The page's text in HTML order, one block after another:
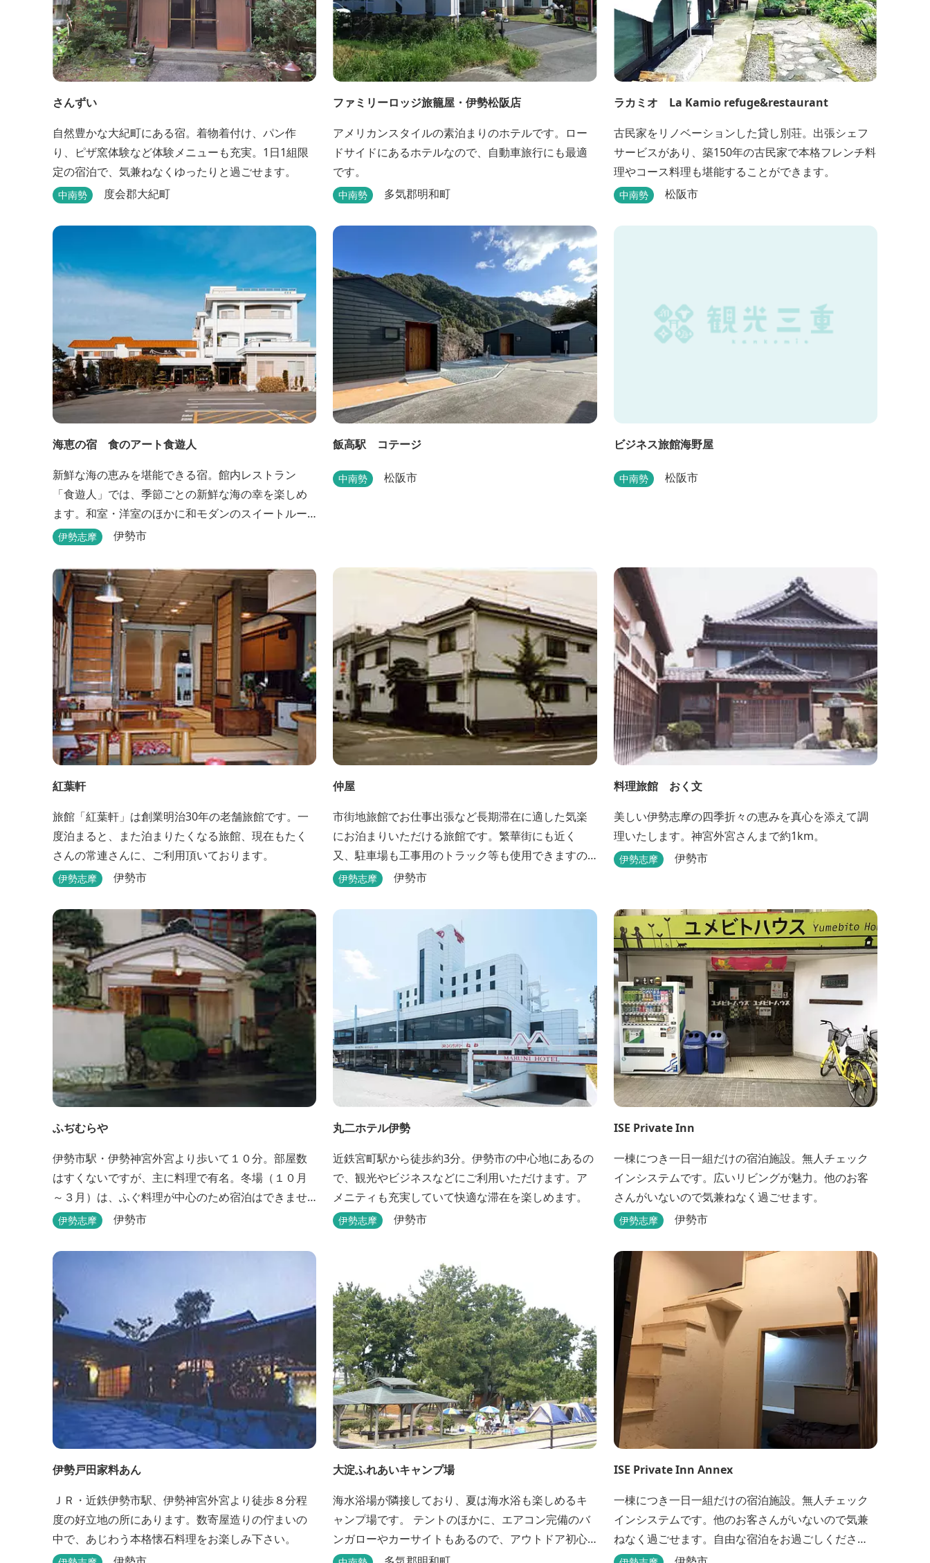
さんずい
自然豊かな大紀町にある宿。着物着付け、パン作
り、ピザ窯体験など体験メニューも充実。1日1組限
定の宿泊で、気兼ねなくゆったりと過ごせます。
中南勢 度会郡大紀町
ファミリーロッジ旅籠屋・伊勢松阪店
アメリカンスタイルの素泊まりのホテルです。ロー
ドサイドにあるホテルなので、自動車旅行にも最適
です。
中南勢 多気郡明和町
ラカミオ La Kamio refuge&restaurant
古民家をリノベーションした貸し別荘。出張シェフ
サービスがあり、築150年の古民家で本格フレンチ料
理やコース料理も堪能することができます。
中南勢 松阪市
海恵の宿 食のアート食遊人
新鮮な海の恵みを堪能できる宿。館内レストラン
「食遊人」では、季節ごとの新鮮な海の幸を楽しめ
ます。和室・洋室のほかに和モダンのスイートルー
ムもあります。
伊勢志摩 伊勢市
飯高駅 コテージ
中南勢 松阪市
ビジネス旅館海野屋
中南勢 松阪市
紅葉軒
旅館「紅葉軒」は創業明治30年の老舗旅館です。一
度泊まると、また泊まりたくなる旅館、現在もたく
さんの常連さんに、ご利用頂いております。
伊勢志摩 伊勢市
仲屋
市街地旅館でお仕事出張など長期滞在に適した気楽
にお泊まりいただける旅館です。繁華街にも近く
又、駐車場も工事用のトラック等も使用できますの
で、ぜひご利用ください。
伊勢志摩 伊勢市
料理旅館 おく文
美しい伊勢志摩の四季折々の恵みを真心を添えて調
理いたします。神宮外宮さんまで約1km。
伊勢志摩 伊勢市
ふぢむらや
伊勢市駅・伊勢神宮外宮より歩いて１０分。部屋数
はすくないですが、主に料理で有名。冬場（１０月
～３月）は、ふぐ料理が中心のため宿泊はできませ
ん。他に季節ごとに地元素材を生かした特殊料理も
伊勢志摩 伊勢市
丸二ホテル伊勢
近鉄宮町駅から徒歩約3分。伊勢市の中心地にあるの
で、観光やビジネスなどにご利用いただけます。ア
メニティも充実していて快適な滞在を楽しめます。
伊勢志摩 伊勢市
ISE Private Inn
一棟につき一日一組だけの宿泊施設。無人チェック
インシステムです。広いリビングが魅力。他のお客
さんがいないので気兼ねなく過ごせます。
伊勢志摩 伊勢市
伊勢戸田家料あん
ＪＲ・近鉄伊勢市駅、伊勢神宮外宮より徒歩８分程
度の好立地の所にあります。数寄屋造りの佇まいの
中で、あじわう本格懐石料理をお楽しみ下さい。
大淀ふれあいキャンプ場
海水浴場が隣接しており、夏は海水浴も楽しめるキ
ャンプ場です。 テントのほかに、エアコン完備のバ
ンガローやカーサイトもあるので、アウトドア初心
者でも気軽にキャンプを楽しめます！ 管理棟、水
ISE Private Inn Annex
一棟につき一日一組だけの宿泊施設。無人チェック
インシステムです。他のお客さんがいないので気兼
ねなく過ごせます。自由な宿泊をお過ごしくださ
い。